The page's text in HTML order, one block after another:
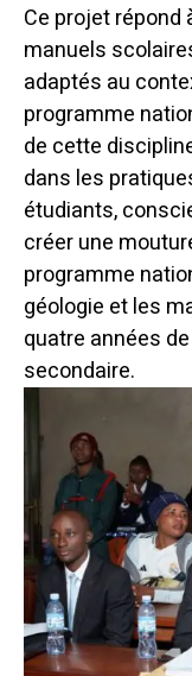
Ce projet répond
manuels
adaptés au
programme
de cette
dans les
étudiants,
créer une
programme
géologie et les
quatre années
secondaire.